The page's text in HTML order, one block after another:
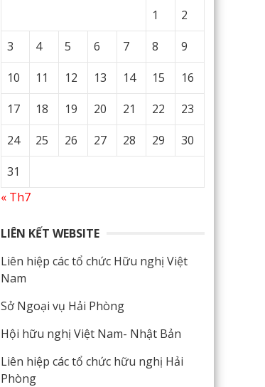
1
2
3
4 5 6 7 8
9
10
11 12 13 14 15
16
17
18 19 20 21 22
23
24
25 26 27 28 29
30
31
« Th7
LIÊN KẾT WEBSITE
Liên hiệp các tổ chức Hữu nghị Việt
Nam
Sở Ngoại vụ Hải Phòng
Hội hữu nghị Việt Nam- Nhật Bản
Liên hiệp các tổ chức hữu nghị Hải
Phòng